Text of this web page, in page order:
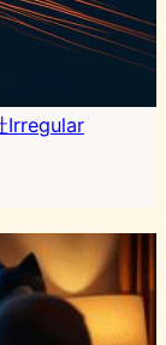
Irregular